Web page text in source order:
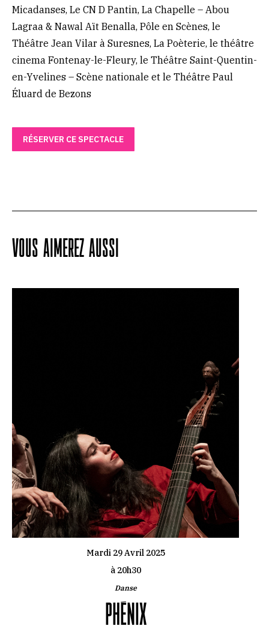
Micadanses, Le CN D Pantin, La Chapelle – Abou
Lagraa & Nawal Aït Benalla, Pôle en Scènes, le
Théâtre Jean Vilar à Suresnes, La Poèterie, le théâtre
cinema Fontenay-le-Fleury, le Théâtre Saint-Quentin-
en-Yvelines – Scène nationale et le Théâtre Paul
Éluard de Bezons
RÉSERVER CE SPECTACLE
VOUS AIMEREZ AUSSI
Mardi 29 Avril 2025
à 20h30
Danse
PHÉNIX